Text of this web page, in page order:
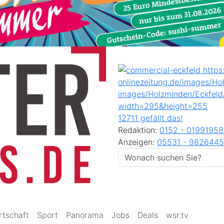
12711 gefällt das!
Redaktion: 0152 -
Anzeigen: 05531 - 9826445
Sport Panorama Jobs Deals wsr.tv